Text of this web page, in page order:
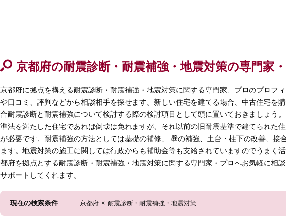
京都府の耐震診断・耐震補強・地震対策の専門家
京都府に拠点を構える耐震診断・耐震補強・地震対策に関する専門家、プロのプロフ
や口コミ、評判などから相談相手を探せます。新しい住宅を建てる場合、中古住宅を
合耐震診断と耐震補強について検討する際の検討項目として頭に置いておきましょう
準法を満たした住宅であれば倒壊は免れますが、それ以前の旧耐震基準で建てられた
が必要です。耐震補強の方法としては基礎の補修、 壁の補強、土台・柱下の改善、接
ます。地震対策の施工に関しては行政からも補助金等も支給されていますのでうまく
都府を拠点とする耐震診断・耐震補強・地震対策に関する専門家・プロへお気軽に相
サポートしてくれます。
現在の検索条件 京都府 × 耐震診断・耐震補強・地震対策